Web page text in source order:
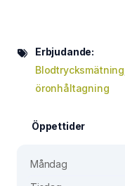
Erbjudande:
Blodtrycksmätning
öronhåltagning
Öppettider
Måndag